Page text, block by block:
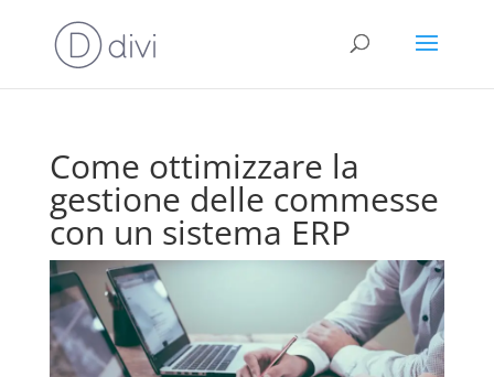
Come ottimizzare la
gestione delle commesse
con un sistema ERP